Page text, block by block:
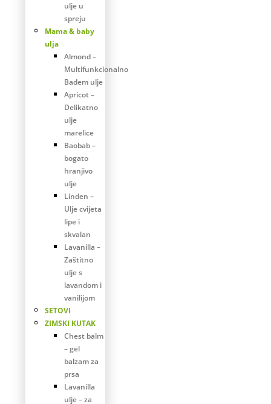
ulje u
spreju
Mama & baby
ulja
Almond –
Multifunkcionalno
Badem ulje
Apricot –
Delikatno
ulje
marelice
Baobab –
bogato
hranjivo
ulje
Linden –
Ulje cvijeta
lipe i
skvalan
Lavanilla –
Zaštitno
ulje s
lavandom i
vanilijom
SETOVI
ZIMSKI KUTAK
Chest balm
– gel
balzam za
prsa
Lavanilla
ulje – za